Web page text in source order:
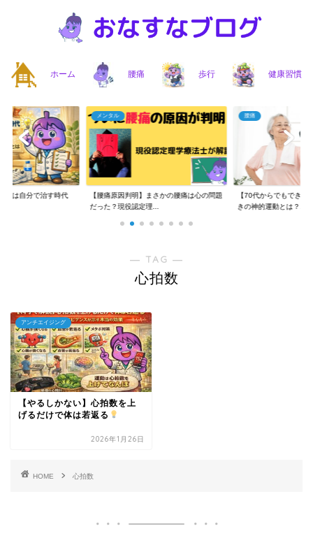
ホーム 腰痛 歩行 健康習慣
痛は自分で治す時代
メンタル
【腰痛原因判明】まさかの腰痛は心の問題
だった？現役認定理...
腰痛
【70代からでもできる
きの神的運動とは？...
― TAG ―
心拍数
アンチエイジング
【やるしかない】心拍数を上
げるだけで体は若返る
2026年1月26日
HOME 心拍数